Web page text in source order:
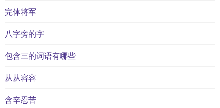
完体将军
八字旁的字
包含三的词语有哪些
从从容容
含辛忍苦